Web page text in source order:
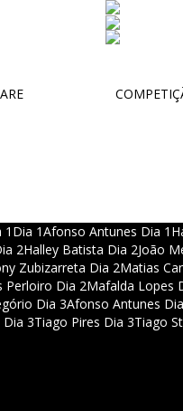
1 Dia 1Afonso Antunes Dia 1
2Halley Batista Dia 2João
Zubizarreta Dia 2Matias
Perloiro Dia 2Mafalda Lopes
Dia 3Afonso Antunes
Dia 3Tiago Pires Dia 3Tiago